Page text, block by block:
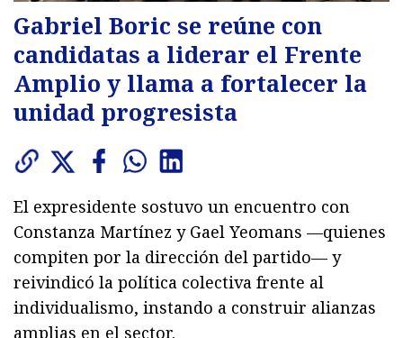
Gabriel Boric se reúne con
candidatas a liderar el Frente
Amplio y llama a fortalecer la
unidad progresista
El expresidente sostuvo un encuentro con
Constanza Martínez y Gael Yeomans —quienes
compiten por la dirección del partido— y
reivindicó la política colectiva frente al
individualismo, instando a construir alianzas
amplias en el sector.